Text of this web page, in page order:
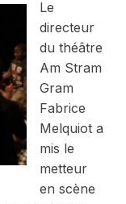
Le
directeur
du théâtre
Am Stram
Gram
Fabrice
Melquiot a
mis le
metteur
en scène